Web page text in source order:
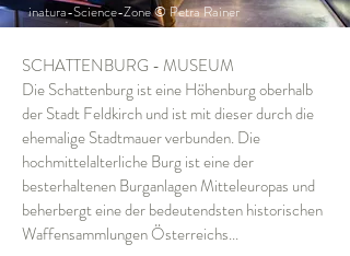
inatura-Science-Zone © Petra Rainer
SCHATTENBURG - MUSEUM
Die Schattenburg ist eine Höhenburg oberhalb
der Stadt Feldkirch und ist mit dieser durch die
ehemalige Stadtmauer verbunden. Die
hochmittelalterliche Burg ist eine der
besterhaltenen Burganlagen Mitteleuropas und
beherbergt eine der bedeutendsten historischen
Waffensammlungen Österreichs...